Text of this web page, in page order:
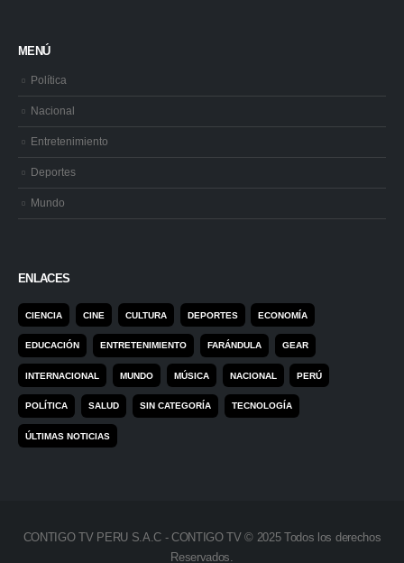
MENÚ
Política
Nacional
Entretenimiento
Deportes
Mundo
ENLACES
CIENCIA CINE CULTURA DEPORTES ECONOMÍA
EDUCACIÓN ENTRETENIMIENTO FARÁNDULA GEAR
INTERNACIONAL MUNDO MÚSICA NACIONAL PERÚ
POLÍTICA SALUD SIN CATEGORÍA TECNOLOGÍA
ÚLTIMAS NOTICIAS
CONTIGO TV PERU S.A.C - CONTIGO TV © 2025 Todos los derechos
Reservados.